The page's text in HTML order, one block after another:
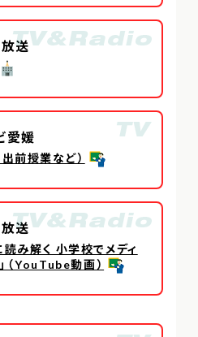
送
愛媛
前授業など）
送
読み解く 小学校でメディ
（YouTube動画）